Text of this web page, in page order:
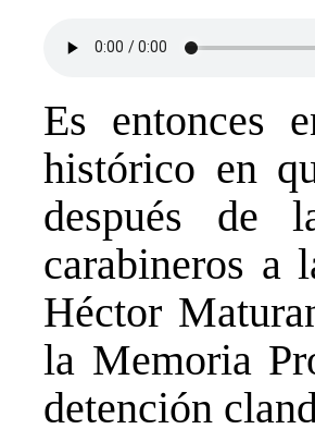
Es entonces
histórico en
después de
carabineros a
Héctor
la Memoria
detención